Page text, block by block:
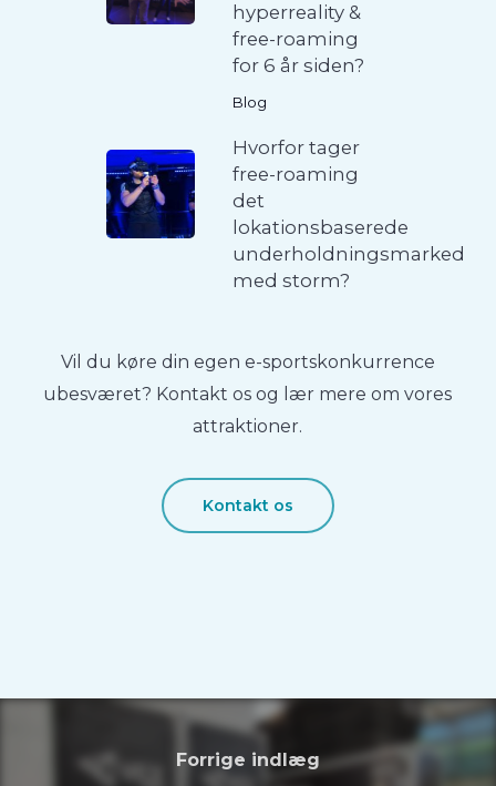
hyperreality &
free-roaming
for 6 år siden?
Blog
Hvorfor tager
free-roaming
det
lokationsbaserede
underholdningsmarked
med storm?
Vil du køre din egen e-sportskonkurrence
ubesværet? Kontakt os og lær mere om vores
attraktioner.
Kontakt os
Forrige indlæg